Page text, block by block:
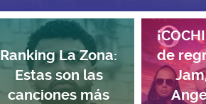
Ranking La Zona:
Estas son las
canciones más
de